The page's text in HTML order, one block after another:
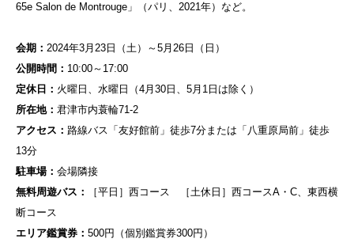
65e Salon de Montrouge」（パリ、2021年）など。
会期： 2024年3月23日（土）～5月26日（日）
公開時間： 10:00～17:00
定休日： 火曜日、水曜日（4月30日、5月1日は除く）
所在地： 君津市内蓑輪71-2
アクセス： 路線バス「友好館前」徒歩7分または「八重原局前」徒歩
13分
駐車場： 会場隣接
無料周遊バス：
［平日］西コース ［土休日］西コースA・C、東西横
断コース
エリア鑑賞券： 500円（個別鑑賞券300円）